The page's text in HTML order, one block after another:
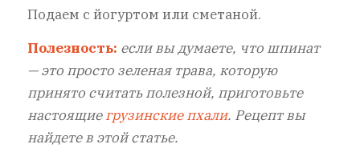
Подаем с йогуртом или сметаной.
Полезность: если вы думаете, что шпинат
— это просто зеленая трава, которую
принято считать полезной, приготовьте
настоящиегрузинские пхали. Рецепт вы
найдете в этой статье.